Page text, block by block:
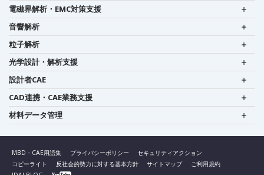
電磁界解析・EMC対策支援
音響解析
粒子解析
光学設計・解析支援
設計者CAE
CAD連携・CAE業務支援
材料データ管理
MBD・CAE用語集 プライバシーポリシー
セキュリティアクション
コピーライト
反社会的勢力に対する基本方針 サイトマップ
ご利用規約